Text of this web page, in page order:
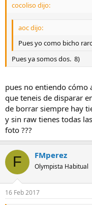
cocoliso dijo:
aoc dijo:
Pues yo como bicho
Pues ya somos dos. 8)
pues no entiendo cómo
que teneis de disparar
de borrar siempre hay
y sin raw tienes todas
foto ???
F FMperez
Olympista Habitual
16 Feb 2017